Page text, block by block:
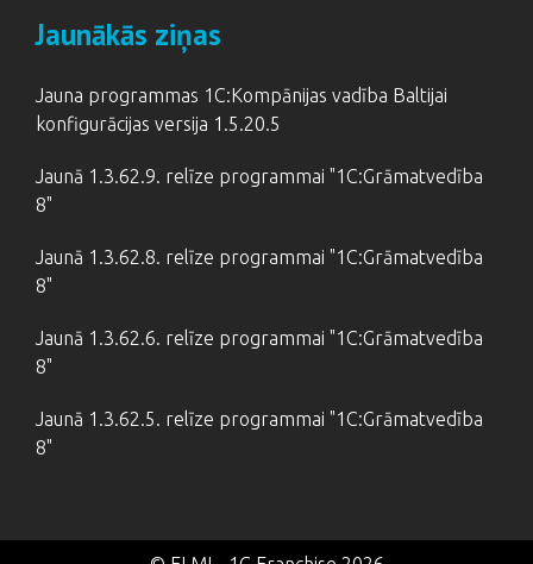
Jaunākās ziņas
Jauna programmas 1C:Kompānijas vadība Baltijai
konfigurācijas versija 1.5.20.5
Jaunā 1.3.62.9. relīze programmai "1C:Grāmatvedība
8"
Jaunā 1.3.62.8. relīze programmai "1C:Grāmatvedība
8"
Jaunā 1.3.62.6. relīze programmai "1C:Grāmatvedība
8"
Jaunā 1.3.62.5. relīze programmai "1C:Grāmatvedība
8"